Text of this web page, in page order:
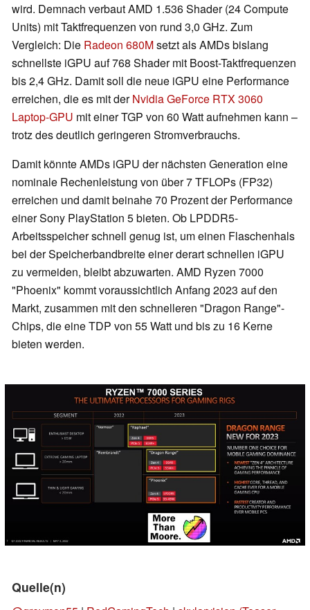
wird. Demnach verbaut AMD 1.536 Shader (24 Compute
Units) mit Taktfrequenzen von rund 3,0 GHz. Zum
Vergleich: Die Radeon 680Msetzt als AMDs bislang
schnellste iGPU auf 768 Shader mit Boost-Taktfrequenzen
bis 2,4 GHz. Damit soll die neue iGPU eine Performance
erreichen, die es mit derNvidia GeForce RTX 3060
Laptop-GPU mit einer TGP von 60 Watt aufnehmen kann –
trotz des deutlich geringeren Stromverbrauchs.
Damit könnte AMDs iGPU der nächsten Generation eine
nominale Rechenleistung von über 7 TFLOPs (FP32)
erreichen und damit beinahe 70 Prozent der Performance
einer Sony PlayStation 5 bieten. Ob LPDDR5-
Arbeitsspeicher schnell genug ist, um einen Flaschenhals
bei der Speicherbandbreite einer derart schnellen iGPU
zu vermeiden, bleibt abzuwarten. AMD Ryzen 7000
"Phoenix" kommt voraussichtlich Anfang 2023 auf den
Markt, zusammen mit den schnelleren "Dragon Range"-
Chips, die eine TDP von 55 Watt und bis zu 16 Kerne
bieten werden.
Quelle(n)